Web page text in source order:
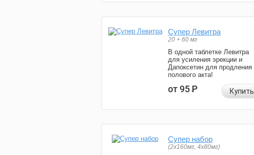
Супер Левитра
20 + 60 мг
В одной таблетке Левитра
для усиления эрекции и
Дапоксетин для продления
полового акта!
от 95Р Купить
Супер набор
(2х160мг, 4х80мг)